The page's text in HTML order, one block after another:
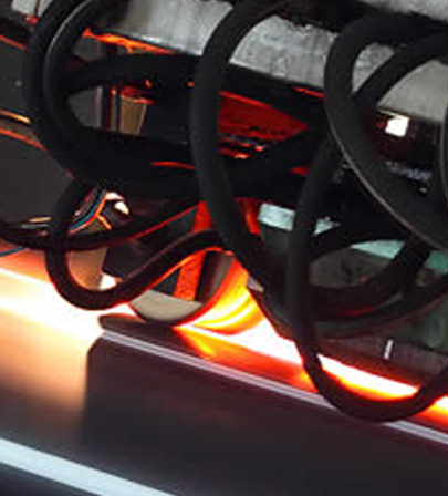
2LPE / 2Ống tráng LPP
Ống thép mạ kẽm
Ống sơn bên trong
Epoxy
Ống và phụ kiện lót
PTFE
Ống thép ASTM A519
Ống thép ASTM A213
Ống thép hợp kim
ASTM A369
Ống thép hợp kim
ASTM A250
Ống thép hợp kim
ASTM A556
Ống nồi hơi thép A209